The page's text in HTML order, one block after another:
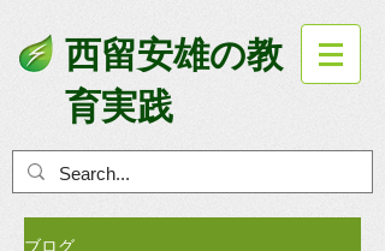
西留安雄の教
育実践
ブログ